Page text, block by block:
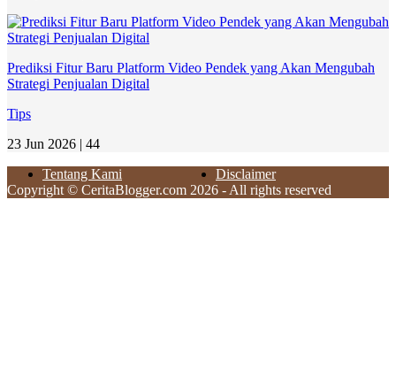
Prediksi Fitur Baru Platform Video Pendek yang Akan Mengubah
Strategi Penjualan Digital
Tips
23 Jun 2026 | 44
Tentang Kami
Disclaimer
Copyright © CeritaBlogger.com 2026 - All rights reserved